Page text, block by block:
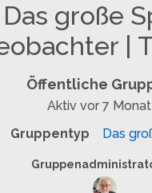
Das große
|
Öffentliche
Aktiv vor 7
Gruppentyp
Das